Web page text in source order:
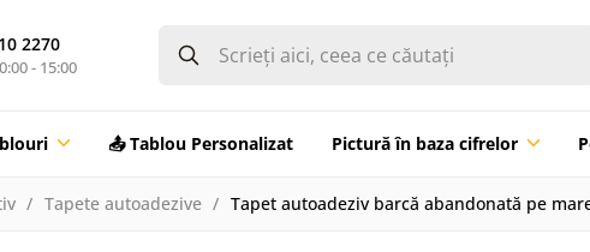
2270
- 15:00
📤 Tablou Personalizat Pictură în baza cifrelor
Tapete autoadezive Tapet autoadeziv barcă abandonată pe